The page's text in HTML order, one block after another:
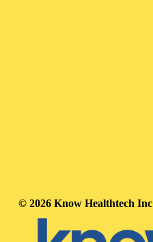
© 2026 Know Healthtech Inc